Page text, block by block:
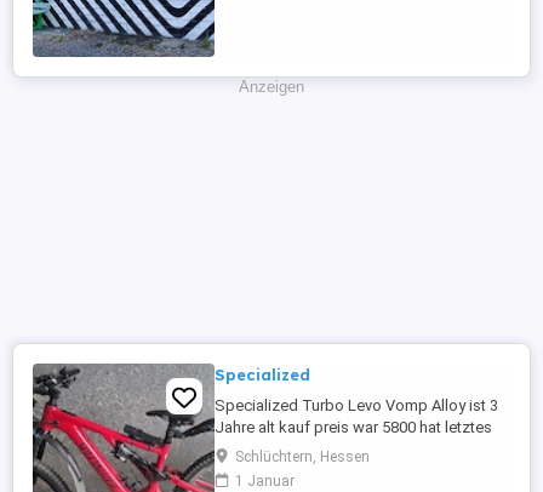
Anzeigen
Specialized
Specialized Turbo Levo Vomp Alloy ist 3
Jahre alt kauf preis war 5800 hat letztes
jahr ein neues Ritzel bekommen
Schlüchtern, Hessen
1 Januar